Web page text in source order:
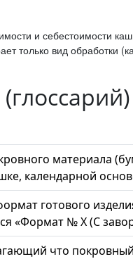
и себестоимости
только вид
материала
календарной
готового
«Формат № X (С
что